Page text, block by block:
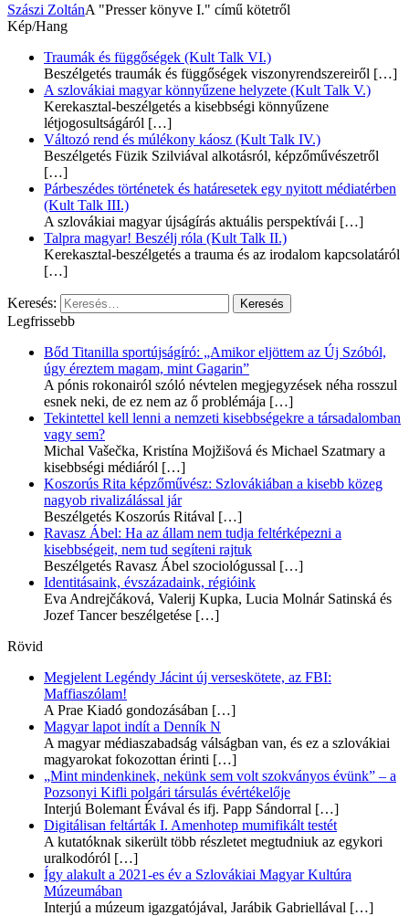
Szászi ZoltánA "Presser könyve I." című kötetről
Kép/Hang
Traumák és függőségek (Kult Talk VI.)
Beszélgetés traumák és függőségek viszonyrendszereiről […]
A szlovákiai magyar könnyűzene helyzete (Kult Talk V.)
Kerekasztal-beszélgetés a kisebbségi könnyűzene
létjogosultságáról […]
Változó rend és múlékony káosz (Kult Talk IV.)
Beszélgetés Füzik Szilviával alkotásról, képzőművészetről
[…]
Párbeszédes történetek és határesetek egy nyitott médiatérben
(Kult Talk III.)
A szlovákiai magyar újságírás aktuális perspektívái […]
Talpra magyar! Beszélj róla (Kult Talk II.)
Kerekasztal-beszélgetés a trauma és az irodalom kapcsolatáról
[…]
Keresés:
Legfrissebb
Bőd Titanilla sportújságíró: „Amikor eljöttem az Új Szóból,
úgy éreztem magam, mint Gagarin”
A pónis rokonairól szóló névtelen megjegyzések néha rosszul
esnek neki, de ez nem az ő problémája […]
Tekintettel kell lenni a nemzeti kisebbségekre a társadalomban
vagy sem?
Michal Vašečka, Kristína Mojžišová és Michael Szatmary a
kisebbségi médiáról […]
Koszorús Rita képzőművész: Szlovákiában a kisebb közeg
nagyob rivalizálással jár
Beszélgetés Koszorús Ritával […]
Ravasz Ábel: Ha az állam nem tudja feltérképezni a
kisebbségeit, nem tud segíteni rajtuk
Beszélgetés Ravasz Ábel szociológussal […]
Identitásaink, évszázadaink, régióink
Eva Andrejčáková, Valerij Kupka, Lucia Molnár Satinská és
Jozef Tancer beszélgetése […]
Rövid
Megjelent Legéndy Jácint új verseskötete, az FBI:
Maffiaszólam!
A Prae Kiadó gondozásában […]
Magyar lapot indít a Denník N
A magyar médiaszabadság válságban van, és ez a szlovákiai
magyarokat fokozottan érinti […]
„Mint mindenkinek, nekünk sem volt szokványos évünk” – a
Pozsonyi Kifli polgári társulás évértékelője
Interjú Bolemant Évával és ifj. Papp Sándorral […]
Digitálisan feltárták I. Amenhotep mumifikált testét
A kutatóknak sikerült több részletet megtudniuk az egykori
uralkodóról […]
Így alakult a 2021-es év a Szlovákiai Magyar Kultúra
Múzeumában
Interjú a múzeum igazgatójával, Jarábik Gabriellával […]